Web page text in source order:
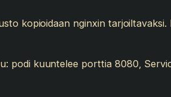
kopioidaan nginxin
podi kuuntelee porttia 8080,